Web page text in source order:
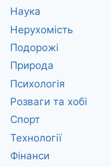
Наука
Нерухомість
Подорожі
Природа
Психологія
Розваги та хобі
Спорт
Технології
Фінанси